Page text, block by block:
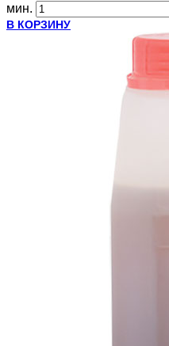
мин.
В КОРЗИНУ